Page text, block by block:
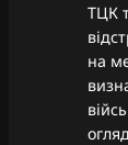
ТЦК
на